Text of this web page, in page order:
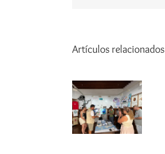
Artículos relacionados